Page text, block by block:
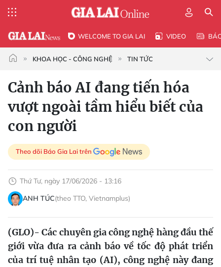
WELCOME TO GIA LAI VIDEO
KHOA HỌC - CÔNG NGHỆ TIN TỨC
Cảnh báo AI đang tiến hóa
vượt ngoài tầm hiểu biết của
con người
Theo dõi Báo Gia Lai trên
Thứ Tư, ngày 17/06/2026 - 13:16
ANH TÚC(theo TTO, Vietnamplus)
(GLO)- Các chuyên gia công nghệ hàng đầu thế
giới vừa đưa ra cảnh báo về tốc độ phát triển
của trí tuệ nhân tạo (AI), công nghệ này đang